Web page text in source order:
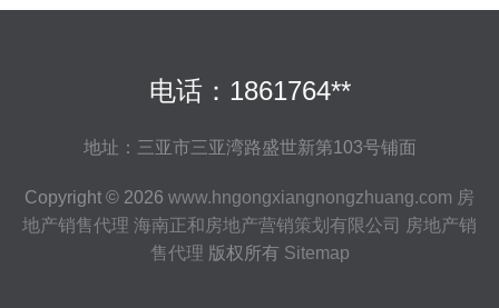
电话：1861764**
地址：三亚市三亚湾路盛世新第103号铺面
Copyright © 2026 www.hngongxiangnongzhuang.com 房
地产销售代理 海南正和房地产营销策划有限公司 房地产销
售代理 版权所有 Sitemap